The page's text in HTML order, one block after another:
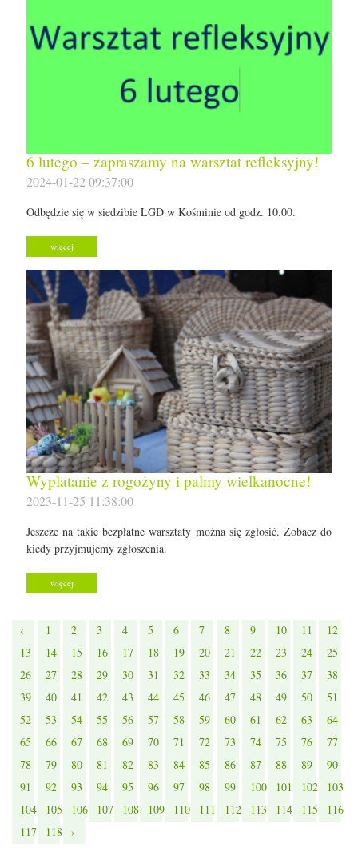
6 lutego – zapraszamy na warsztat refleksyjny!
2024-01-22 09:37:00
Odbędzie się w siedzibie LGD w Kośminie od godz. 10.00.
więcej
Wyplatanie z rogożyny i palmy wielkanocne!
2023-11-25 11:38:00
Jeszcze na takie bezpłatne warsztaty można się zgłosić. Zobacz do
kiedy przyjmujemy zgłoszenia.
więcej
‹ 1 2 3 4 5 6 7 8 9 10 11
12
13
14 15 16 17 18 19 20 21 22 23 24
25
26
27 28 29 30 31 32 33 34 35 36 37
38
39
40 41 42 43 44 45 46 47 48 49 50
51
52
53 54 55 56 57 58 59 60 61 62 63
64
65
66 67 68 69 70 71 72 73 74 75 76
77
78
79 80 81 82 83 84 85 86 87 88 89
90
91
92 93 94 95 96 97 98 99 100 101 102
103
104
105 106 107 108 109 110 111 112 113 114 115
116
117
118 ›